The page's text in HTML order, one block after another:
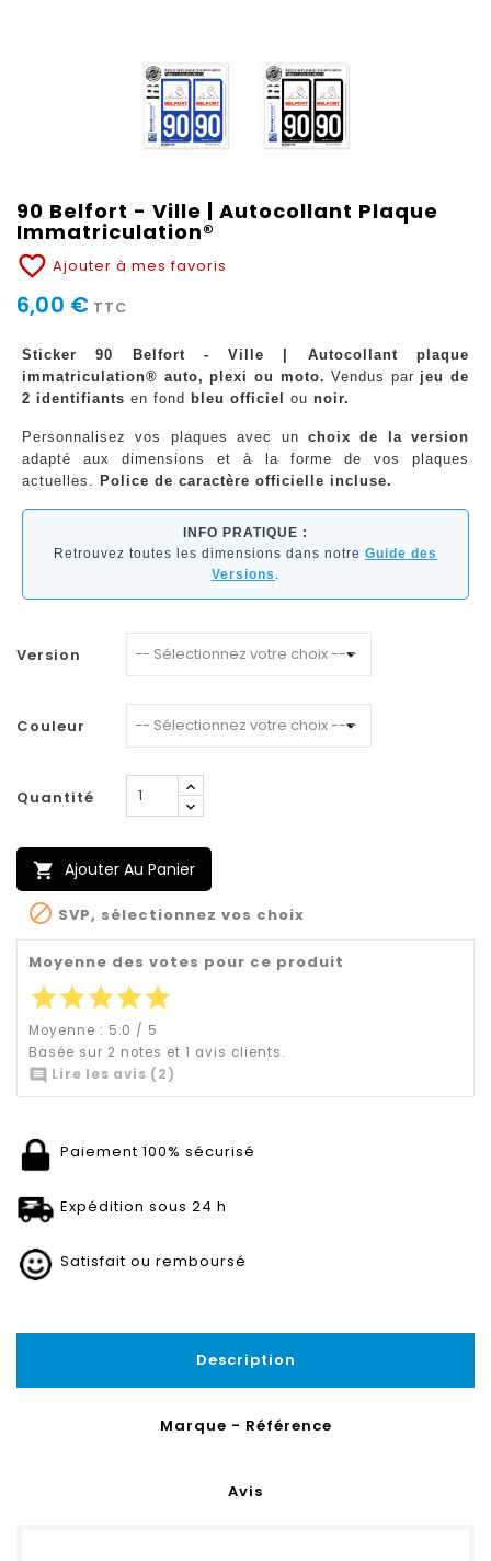
90 Belfort - Ville | Autocollant Plaque
Immatriculation®
favorite_border Ajouter à mes favoris
6,00 € TTC
Sticker 90 Belfort - Ville | Autocollant plaque
immatriculation® auto, plexi ou moto. Vendus par jeu de
2 identifiants en fond bleu officiel ou noir.
Personnalisez vos plaques avec un choix de la version
adapté aux dimensions et à la forme de vos plaques
actuelles. Police de caractère officielle incluse.
INFO PRATIQUE :
Retrouvez toutes les dimensions dans notre Guide des
Versions .
Version
Couleur
Quantité
 Ajouter Au Panier
 SVP, sélectionnez vos choix
Moyenne des votes pour ce produit
starstarstarstarstar
Moyenne : 5.0 / 5
Basée sur 2 notes et 1 avis clients.
 Lire les avis (2)
Paiement 100% sécurisé
Expédition sous 24 h
Satisfait ou remboursé
Description
Marque - Référence
Avis